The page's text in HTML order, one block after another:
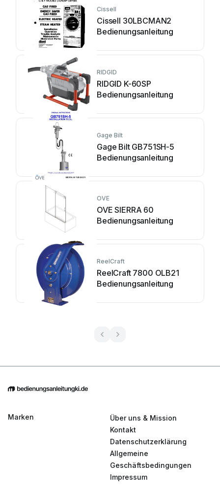
Cissell
Cissell 30LBCMAN2
Bedienungsanleitung
RIDGID
RIDGID K-60SP
Bedienungsanleitung
Gage Bilt
Gage Bilt GB751SH-5
Bedienungsanleitung
OVE
OVE SIERRA 60
Bedienungsanleitung
ReelCraft
ReelCraft 7800 OLB21
Bedienungsanleitung
Marken
Über uns & Mission
Kontakt
Datenschutzerklärung
Allgemeine
Geschäftsbedingungen
Impressum